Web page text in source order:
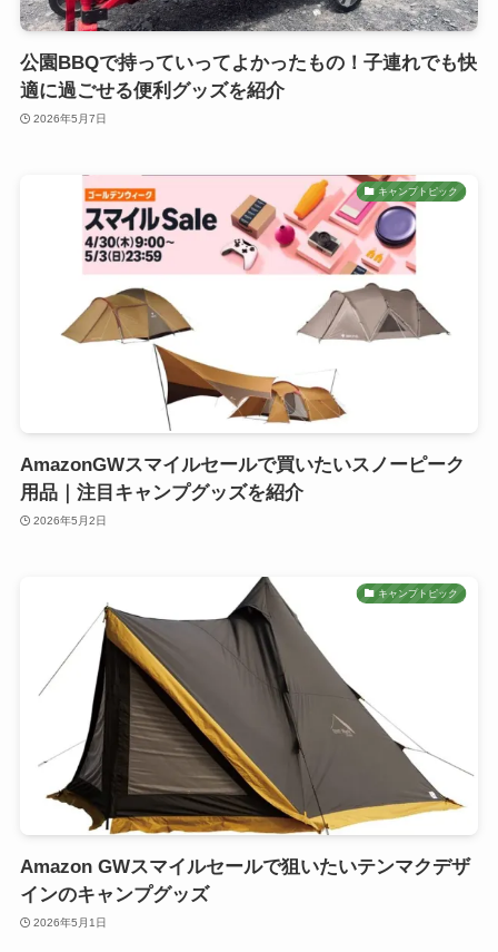
公園BBQで持っていってよかったもの！子連れでも快
適に過ごせる便利グッズを紹介
2026年5月7日
キャンプトピック
AmazonGWスマイルセールで買いたいスノーピーク
用品｜注目キャンプグッズを紹介
2026年5月2日
キャンプトピック
Amazon GWスマイルセールで狙いたいテンマクデザ
インのキャンプグッズ
2026年5月1日